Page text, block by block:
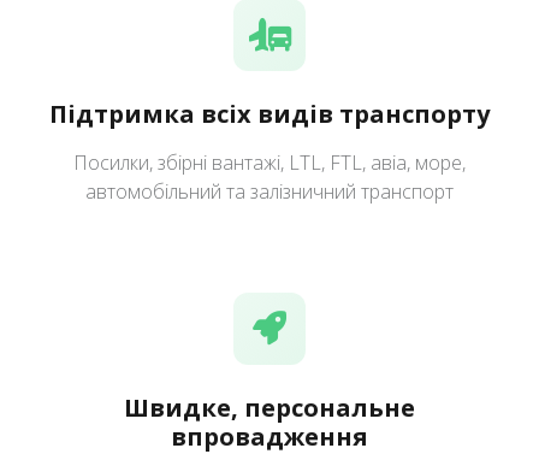
Підтримка всіх видів транспорту
Посилки, збірні вантажі, LTL, FTL, авіа, море,
автомобільний та залізничний транспорт
Швидке, персональне
впровадження